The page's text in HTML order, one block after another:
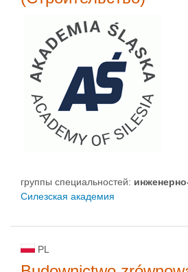
группы специальностей:
Силезская академия
PL